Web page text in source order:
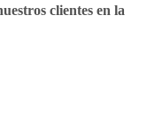
clientes en la